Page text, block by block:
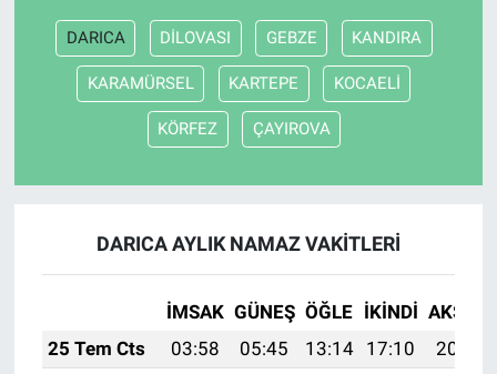
DARICA DİLOVASI GEBZE KANDIRA
KARAMÜRSEL KARTEPE KOCAELİ
KÖRFEZ ÇAYIROVA
DARICA AYLIK NAMAZ VAKITLERI
İMSAK GÜNEŞ ÖĞLE İKINDI AKŞAM
25 Tem Cts
03:58 05:45 13:14 17:10
20:33